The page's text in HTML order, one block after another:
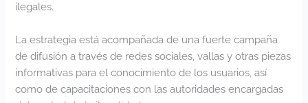
ilegales.
La estrategia está acompañada de una fuerte campaña
de difusión a través de redes sociales, vallas y otras piezas
informativas para el conocimiento de los usuarios, así
como de capacitaciones con las autoridades encargadas